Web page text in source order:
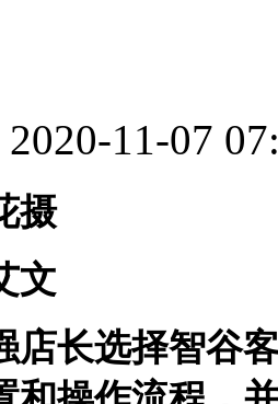
11-07
摄
文
店长选择智谷